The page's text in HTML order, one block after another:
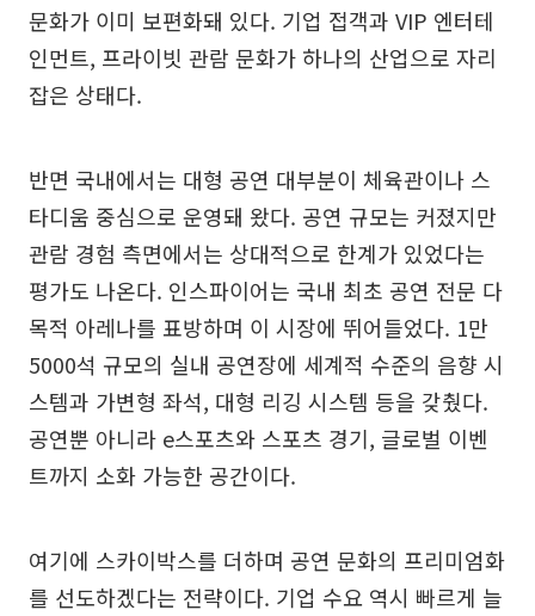
문화가 이미 보편화돼 있다. 기업 접객과 VIP 엔터테
인먼트, 프라이빗 관람 문화가 하나의 산업으로 자리
잡은 상태다.
반면 국내에서는 대형 공연 대부분이 체육관이나 스
타디움 중심으로 운영돼 왔다. 공연 규모는 커졌지만
관람 경험 측면에서는 상대적으로 한계가 있었다는
평가도 나온다. 인스파이어는 국내 최초 공연 전문 다
목적 아레나를 표방하며 이 시장에 뛰어들었다. 1만
5000석 규모의 실내 공연장에 세계적 수준의 음향 시
스템과 가변형 좌석, 대형 리깅 시스템 등을 갖췄다.
공연뿐 아니라 e스포츠와 스포츠 경기, 글로벌 이벤
트까지 소화 가능한 공간이다.
여기에 스카이박스를 더하며 공연 문화의 프리미엄화
를 선도하겠다는 전략이다. 기업 수요 역시 빠르게 늘